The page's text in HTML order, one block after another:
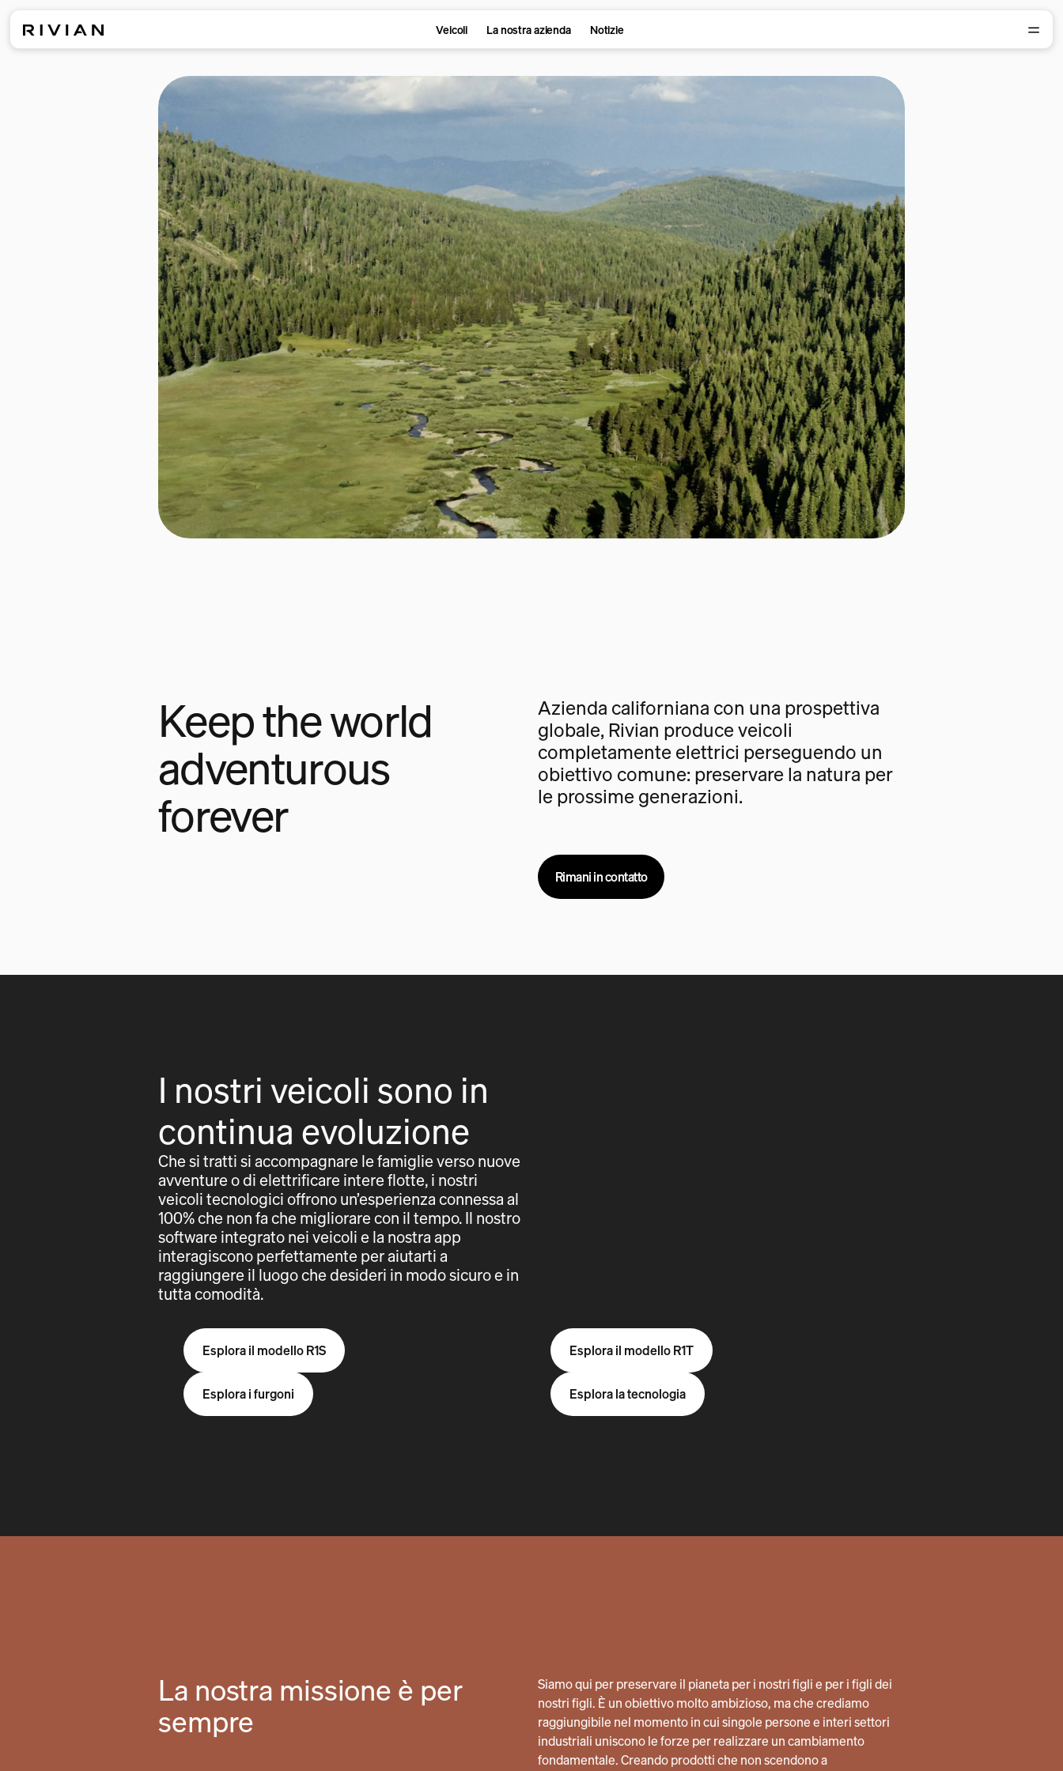
Veicoli La nostra azienda Notizie
Keep the world
adventurous
forever
Azienda californiana con una prospettiva
globale, Rivian produce veicoli
completamente elettrici perseguendo un
obiettivo comune: preservare la natura per
le prossime generazioni.
Rimani in contatto
I nostri veicoli sono in
continua evoluzione
Che si tratti si accompagnare le famiglie verso nuove
avventure o di elettrificare intere flotte, i nostri
veicoli tecnologici offrono un’esperienza connessa al
100% che non fa che migliorare con il tempo. Il nostro
software integrato nei veicoli e la nostra app
interagiscono perfettamente per aiutarti a
raggiungere il luogo che desideri in modo sicuro e in
tutta comodità.
Esplora il modello R1S Esplora il modello R1T
Esplora i furgoni Esplora la tecnologia
La nostra missione è per
sempre
Siamo qui per preservare il pianeta per i nostri figli e per i figli dei
nostri figli. È un obiettivo molto ambizioso, ma che crediamo
raggiungibile nel momento in cui singole persone e interi settori
industriali uniscono le forze per realizzare un cambiamento
fondamentale. Creando prodotti che non scendono a